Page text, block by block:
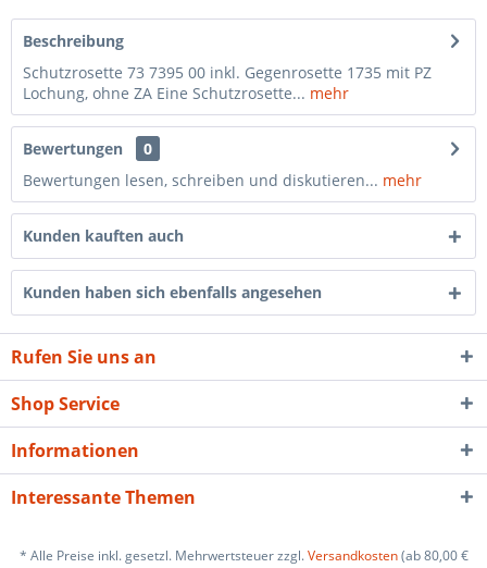
Beschreibung
Schutzrosette 73 7395 00 inkl. Gegenrosette 1735 mit PZ
Lochung, ohne ZA Eine Schutzrosette... mehr
Bewertungen
0
Bewertungen lesen, schreiben und diskutieren... mehr
Kunden kauften auch
Kunden haben sich ebenfalls angesehen
Rufen Sie uns an
Shop Service
Informationen
Interessante Themen
* Alle Preise inkl. gesetzl. Mehrwertsteuer zzgl.Versandkosten(ab 80,00 €